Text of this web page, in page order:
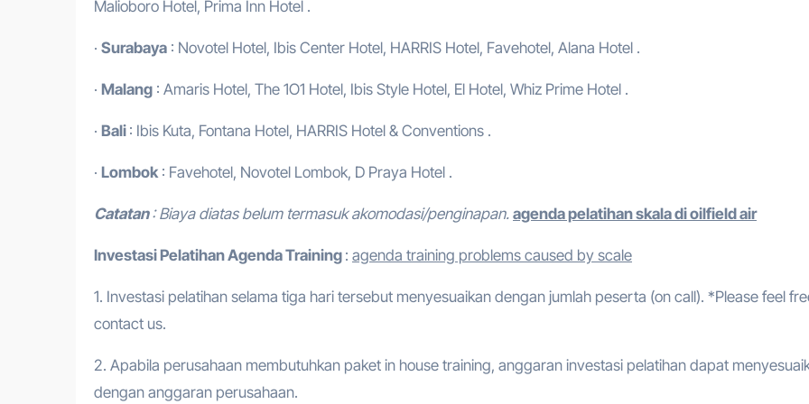
Malioboro Hotel, Prima Inn Hotel .
· Surabaya : Novotel Hotel, Ibis Center Hotel, HARRIS Hotel, Favehotel, Alana Hotel .
· Malang : Amaris Hotel, The 1O1 Hotel, Ibis Style Hotel, El Hotel, Whiz Prime Hotel .
· Bali : Ibis Kuta, Fontana Hotel, HARRIS Hotel & Conventions .
· Lombok : Favehotel, Novotel Lombok, D Praya Hotel .
Catatan: Biaya diatas belum termasuk akomodasi/penginapan. agenda pelatihan skala di oilfield air
Investasi PelatihanAgenda Training : agenda training problems caused by scale
1. Investasi pelatihan selama tiga hari tersebut menyesuaikan dengan jumlah peserta (on call). *Please feel
contact us.
2. Apabila perusahaan membutuhkan paket in house training, anggaran investasi pelatihan dapat
dengan anggaran perusahaan.